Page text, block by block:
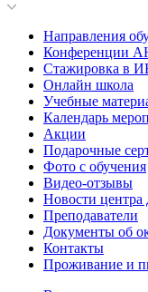
Направления
Конференции
Стажировка в
Онлайн школа
Учебные
Календарь
Акции
Подарочные
Фото с обучения
Видео-отзывы
Новости центра
Преподаватели
Документы об
Контакты
Проживание и